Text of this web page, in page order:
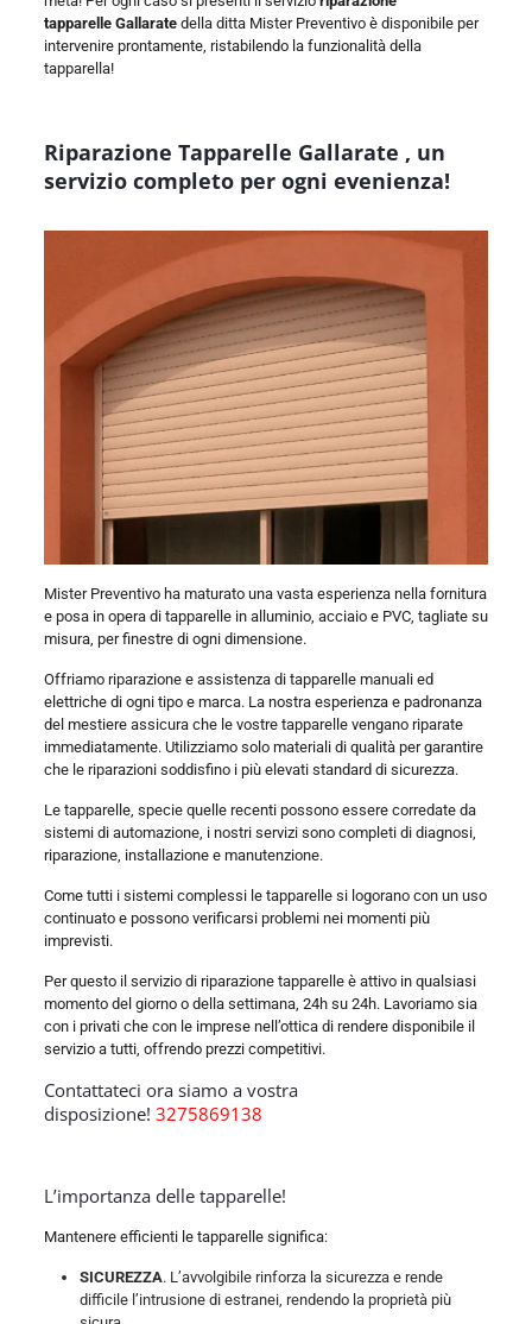
tapparelle Gallarate della ditta Mister Preventivo è disponibile per
intervenire prontamente, ristabilendo la funzionalità della
tapparella!
Riparazione Tapparelle Gallarate , un
servizio completo per ogni evenienza!
Mister Preventivo ha maturato una vasta esperienza nella fornitura
e posa in opera di tapparelle in alluminio, acciaio e PVC, tagliate su
misura, per finestre di ogni dimensione.
Offriamo riparazione e assistenza di tapparelle manuali ed
elettriche di ogni tipo e marca. La nostra esperienza e padronanza
del mestiere assicura che le vostre tapparelle vengano riparate
immediatamente. Utilizziamo solo materiali di qualità per garantire
che le riparazioni soddisfino i più elevati standard di sicurezza.
Le tapparelle, specie quelle recenti possono essere corredate da
sistemi di automazione, i nostri servizi sono completi di diagnosi,
riparazione, installazione e manutenzione.
Come tutti i sistemi complessi le tapparelle si logorano con un uso
continuato e possono verificarsi problemi nei momenti più
imprevisti.
Per questo il servizio di riparazione tapparelle è attivo in qualsiasi
momento del giorno o della settimana, 24h su 24h. Lavoriamo sia
con i privati che con le imprese nell’ottica di rendere disponibile il
servizio a tutti, offrendo prezzi competitivi.
Contattateci ora siamo a vostra
disposizione! 3275869138
L’importanza delle tapparelle!
Mantenere efficienti le tapparelle significa:
SICUREZZA. L’avvolgibile rinforza la sicurezza e rende
difficile l’intrusione di estranei, rendendo la proprietà più